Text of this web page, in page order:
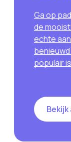
Ga op
de
echte
populair